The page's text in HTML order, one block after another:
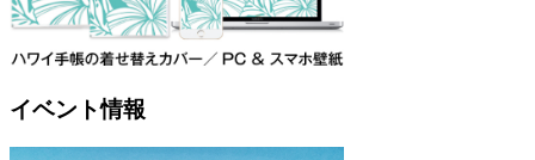
イベント情報